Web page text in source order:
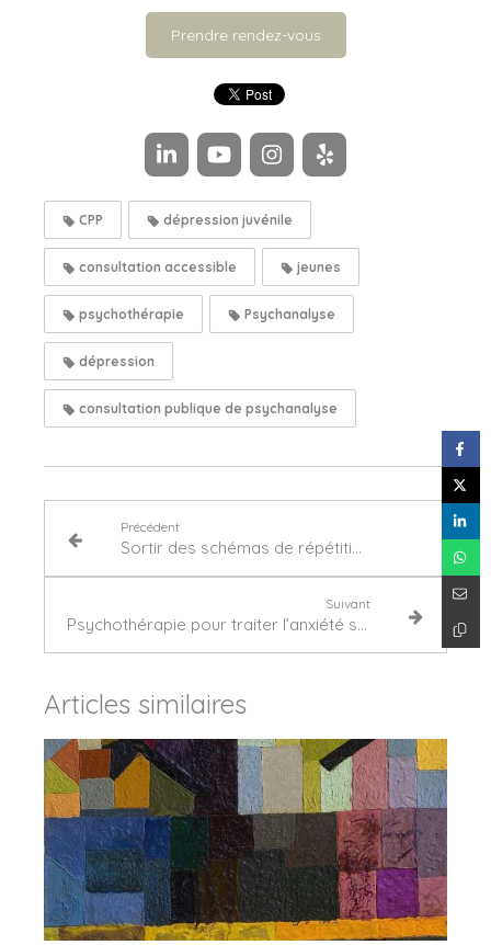
Prendre rendez-vous
CPP dépression juvénile
consultation accessible jeunes
psychothérapie Psychanalyse
dépression
consultation publique de psychanalyse
Précédent
Sortir des schémas de répétition grâce à la psychanalyse à Courbevoie ?
Suivant
Psychothérapie pour traiter l’anxiété sévère à Courbevoie
Articles similaires